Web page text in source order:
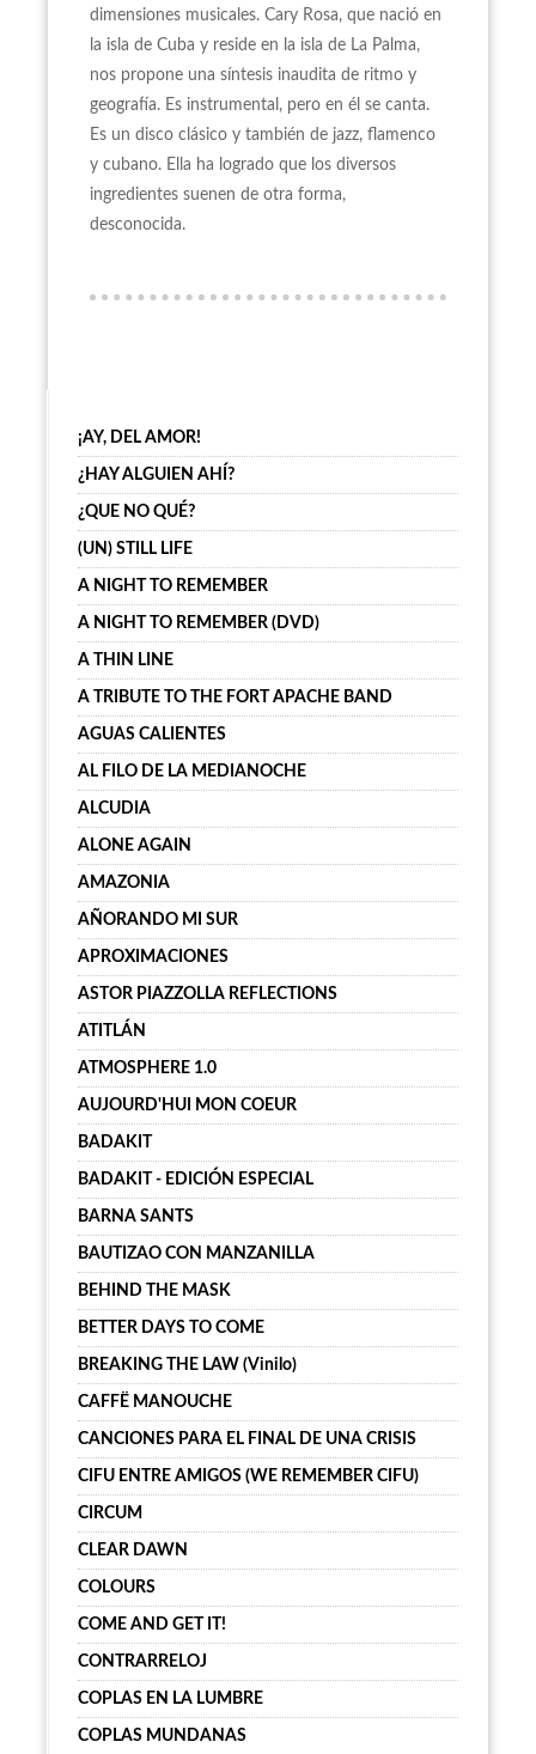
dimensiones musicales. Cary Rosa, que nació en
la isla de Cuba y reside en la isla de La Palma,
nos propone una síntesis inaudita de ritmo y
geografía. Es instrumental, pero en él se canta.
Es un disco clásico y también de jazz, flamenco
y cubano. Ella ha logrado que los diversos
ingredientes suenen de otra forma,
desconocida.
¡AY, DEL AMOR!
¿HAY ALGUIEN AHÍ?
¿QUE NO QUÉ?
(UN) STILL LIFE
A NIGHT TO REMEMBER
A NIGHT TO REMEMBER (DVD)
A THIN LINE
A TRIBUTE TO THE FORT APACHE BAND
AGUAS CALIENTES
AL FILO DE LA MEDIANOCHE
ALCUDIA
ALONE AGAIN
AMAZONIA
AÑORANDO MI SUR
APROXIMACIONES
ASTOR PIAZZOLLA REFLECTIONS
ATITLÁN
ATMOSPHERE 1.0
AUJOURD'HUI MON COEUR
BADAKIT
BADAKIT - EDICIÓN ESPECIAL
BARNA SANTS
BAUTIZAO CON MANZANILLA
BEHIND THE MASK
BETTER DAYS TO COME
BREAKING THE LAW (Vinilo)
CAFFË MANOUCHE
CANCIONES PARA EL FINAL DE UNA CRISIS
CIFU ENTRE AMIGOS (WE REMEMBER CIFU)
CIRCUM
CLEAR DAWN
COLOURS
COME AND GET IT!
CONTRARRELOJ
COPLAS EN LA LUMBRE
COPLAS MUNDANAS